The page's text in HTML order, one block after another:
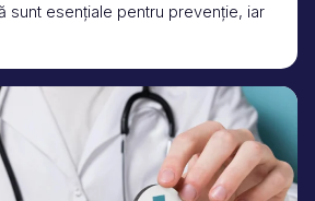
sunt esențiale pentru prevenție, iar